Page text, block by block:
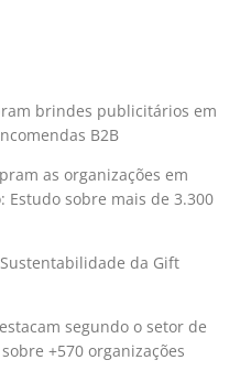
brindes publicitários em
B2B
as organizações em
Estudo sobre mais de 3.300
da Gift
segundo o setor de
+570 organizações